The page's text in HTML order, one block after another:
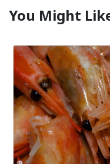
You Might